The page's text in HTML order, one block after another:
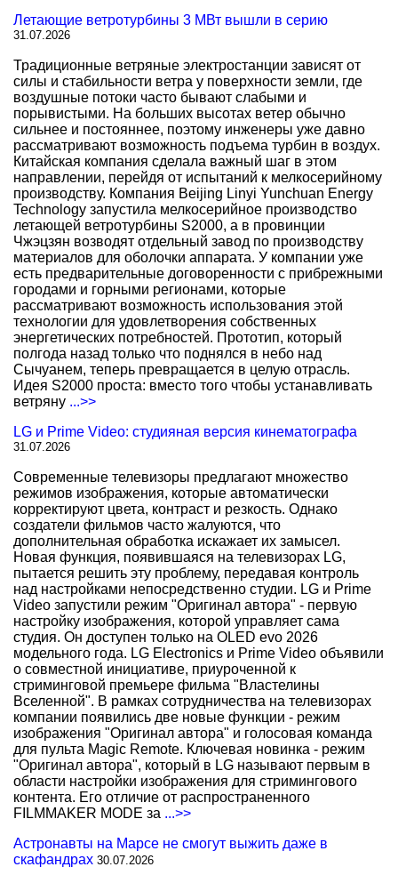
Летающие ветротурбины 3 МВт вышли в серию
31.07.2026
Традиционные ветряные электростанции зависят от
силы и стабильности ветра у поверхности земли, где
воздушные потоки часто бывают слабыми и
порывистыми. На больших высотах ветер обычно
сильнее и постояннее, поэтому инженеры уже давно
рассматривают возможность подъема турбин в воздух.
Китайская компания сделала важный шаг в этом
направлении, перейдя от испытаний к мелкосерийному
производству. Компания Beijing Linyi Yunchuan Energy
Technology запустила мелкосерийное производство
летающей ветротурбины S2000, а в провинции
Чжэцзян возводят отдельный завод по производству
материалов для оболочки аппарата. У компании уже
есть предварительные договоренности с прибрежными
городами и горными регионами, которые
рассматривают возможность использования этой
технологии для удовлетворения собственных
энергетических потребностей. Прототип, который
полгода назад только что поднялся в небо над
Сычуанем, теперь превращается в целую отрасль.
Идея S2000 проста: вместо того чтобы устанавливать
ветряну ...>>
LG и Prime Video: студияная версия кинематографа
31.07.2026
Современные телевизоры предлагают множество
режимов изображения, которые автоматически
корректируют цвета, контраст и резкость. Однако
создатели фильмов часто жалуются, что
дополнительная обработка искажает их замысел.
Новая функция, появившаяся на телевизорах LG,
пытается решить эту проблему, передавая контроль
над настройками непосредственно студии. LG и Prime
Video запустили режим "Оригинал автора" - первую
настройку изображения, которой управляет сама
студия. Он доступен только на OLED evo 2026
модельного года. LG Electronics и Prime Video объявили
о совместной инициативе, приуроченной к
стриминговой премьере фильма "Властелины
Вселенной". В рамках сотрудничества на телевизорах
компании появились две новые функции - режим
изображения "Оригинал автора" и голосовая команда
для пульта Magic Remote. Ключевая новинка - режим
"Оригинал автора", который в LG называют первым в
области настройки изображения для стримингового
контента. Его отличие от распространенного
FILMMAKER MODE за ...>>
Астронавты на Марсе не смогут выжить даже в
скафандрах 30.07.2026